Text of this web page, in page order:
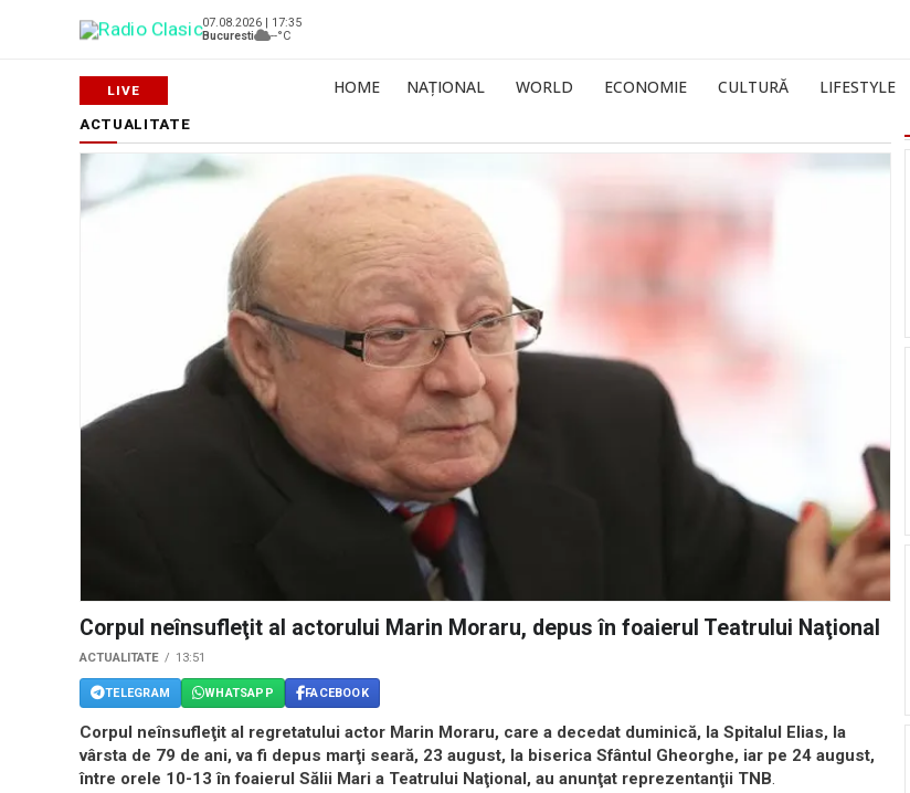
07.08.2026 | 17:35
Bucuresti
--°C
HOME NAȚIONAL WORLD ECONOMIE CULTURĂ LIFESTYLE
ACTUALITATE
Corpul neînsufleţit al actorului Marin Moraru, depus în foaierul Teatrului Naţional
ACTUALITATE 13:51
TELEGRAM WHATSAPP FACEBOOK
Corpul neînsufleţit al regretatului actor Marin Moraru, care a decedat duminică, la Spitalul Elias, la
vârsta de 79 de ani, va fi depus marţi seară, 23 august, la biserica Sfântul Gheorghe, iar pe 24 august,
între orele 10-13 în foaierul Sălii Mari a Teatrului Naţional, au anunţat reprezentanţii TNB.